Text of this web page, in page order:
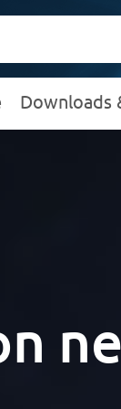
Downloads